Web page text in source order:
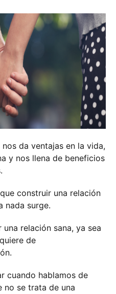
da ventajas en la vida,
y nos llena de beneficios
construir una relación
nada surge.
relación sana, ya sea
de
cuando hablamos de
no se trata de una